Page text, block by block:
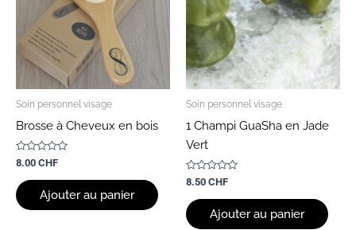
Soin personnel visage
Brosse à Cheveux en bois
Note
0
sur
5
8.00 CHF
Ajouter au panier
Soin personnel visage
1 Champi GuaSha en Jade
Vert
Note
0
sur
5
8.50 CHF
Ajouter au panier